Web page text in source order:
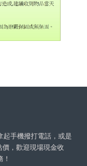
起手機撥打電話，或是
，歡迎現場現金收